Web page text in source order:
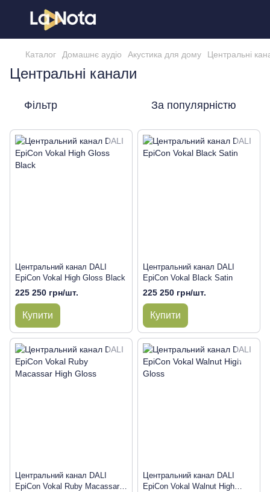
Каталог Домашнє аудіо Акустика для дому Центральні
Центральні канали
Фільтр За популярністю
Центральний канал DALI
EpiCon Vokal High Gloss Black
225 250 грн/шт.
Купити
Центральний канал DALI
EpiCon Vokal Black Satin
225 250 грн/шт.
Купити
Центральний канал DALI
EpiCon Vokal Ruby Macassar
Центральний канал DALI
EpiCon Vokal Walnut High